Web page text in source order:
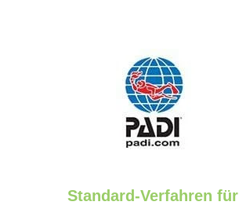
Standard-Verfahren für